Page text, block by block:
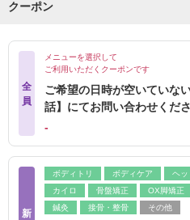
クーポン
全
員
メニューを選択して
ご利用いただくクーポンです
ご希望の日時が空いていな
話】にてお問い合わせくだ
‐
新
ボディトリ ボディケア ヘッ
カイロ
骨盤矯正 OX脚矯正
鍼灸
接骨・整骨 その他